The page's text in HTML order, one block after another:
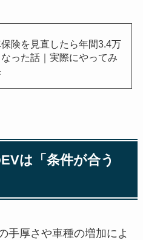
険を見直したら年間3.4万
った話｜実際にやってみ
は「条件が合う
手厚さや車種の増加によ